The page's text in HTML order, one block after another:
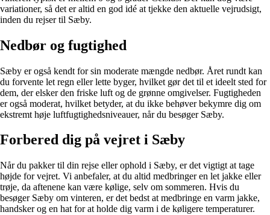
variationer, så det er altid en god idé at tjekke den aktuelle vejrudsigt,
inden du rejser til Sæby.
Nedbør og fugtighed
Sæby er også kendt for sin moderate mængde nedbør. Året rundt kan
du forvente let regn eller lette byger, hvilket gør det til et ideelt sted for
dem, der elsker den friske luft og de grønne omgivelser. Fugtigheden
er også moderat, hvilket betyder, at du ikke behøver bekymre dig om
ekstremt høje luftfugtighedsniveauer, når du besøger Sæby.
Forbered dig på vejret i Sæby
Når du pakker til din rejse eller ophold i Sæby, er det vigtigt at tage
højde for vejret. Vi anbefaler, at du altid medbringer en let jakke eller
trøje, da aftenene kan være kølige, selv om sommeren. Hvis du
besøger Sæby om vinteren, er det bedst at medbringe en varm jakke,
handsker og en hat for at holde dig varm i de køligere temperaturer.